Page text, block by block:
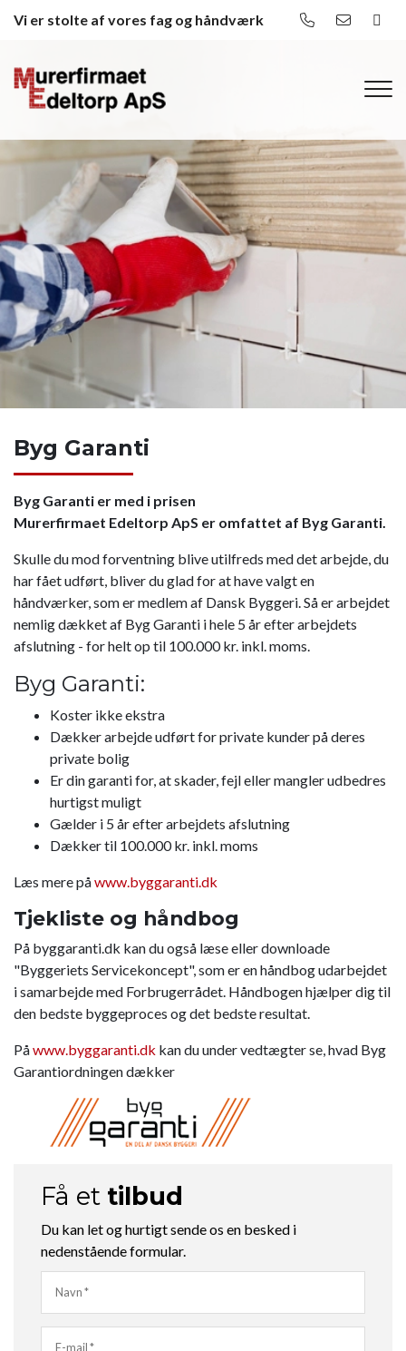
Vi er stolte af vores fag og håndværk
Byg Garanti
Byg Garanti er med i prisen
Murerfirmaet Edeltorp ApS er omfattet af Byg Garanti.
Skulle du mod forventning blive utilfreds med det arbejde, du
har fået udført, bliver du glad for at have valgt en
håndværker, som er medlem af Dansk Byggeri. Så er arbejdet
nemlig dækket af Byg Garanti i hele 5 år efter arbejdets
afslutning - for helt op til 100.000 kr. inkl. moms.
Byg Garanti:
Koster ikke ekstra
Dækker arbejde udført for private kunder på deres
private bolig
Er din garanti for, at skader, fejl eller mangler udbedres
hurtigst muligt
Gælder i 5 år efter arbejdets afslutning
Dækker til 100.000 kr. inkl. moms
Læs mere påwww.byggaranti.dk​
Tjekliste og håndbog
På byggaranti.dk kan du også læse eller downloade
"Byggeriets Servicekoncept", som er en håndbog udarbejdet
i samarbejde med Forbrugerrådet. Håndbogen hjælper dig til
den bedste byggeproces og det bedste resultat.​
Påwww.byggaranti.dk kan du under vedtægter se, hvad Byg
Garantiordningen dækker
Få et tilbud
Du kan let og hurtigt sende os en besked i
nedenstående formular.